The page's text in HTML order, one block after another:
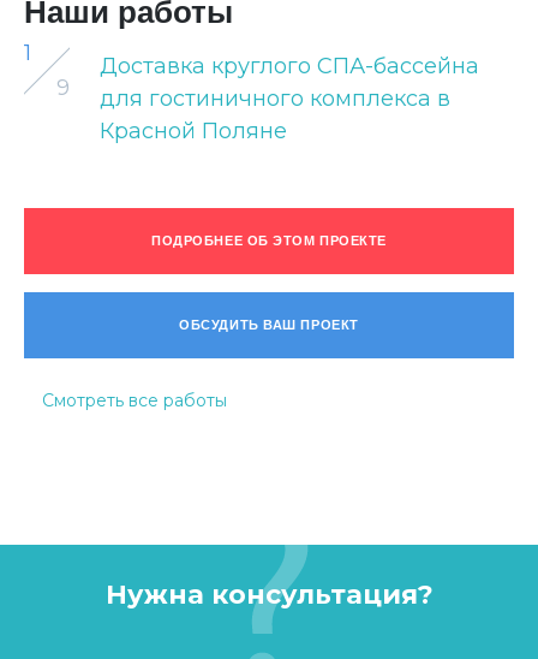
Наши работы
1
9
Доставка круглого СПА-бассейна
для гостиничного комплекса в
Красной Поляне
ПОДРОБНЕЕ ОБ ЭТОМ ПРОЕКТЕ
ОБСУДИТЬ ВАШ ПРОЕКТ
Смотреть все работы
Нужна консультация?